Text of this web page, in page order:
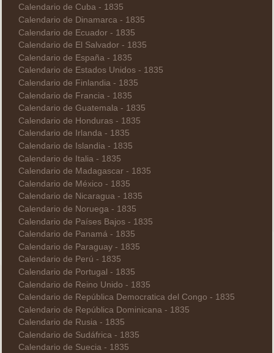
Calendario de Cuba - 1835
Calendario de Dinamarca - 1835
Calendario de Ecuador - 1835
Calendario de El Salvador - 1835
Calendario de España - 1835
Calendario de Estados Unidos - 1835
Calendario de Finlandia - 1835
Calendario de Francia - 1835
Calendario de Guatemala - 1835
Calendario de Honduras - 1835
Calendario de Irlanda - 1835
Calendario de Islandia - 1835
Calendario de Italia - 1835
Calendario de Madagascar - 1835
Calendario de México - 1835
Calendario de Nicaragua - 1835
Calendario de Noruega - 1835
Calendario de Países Bajos - 1835
Calendario de Panamá - 1835
Calendario de Paraguay - 1835
Calendario de Perú - 1835
Calendario de Portugal - 1835
Calendario de Reino Unido - 1835
Calendario de República Democratica del Congo - 1835
Calendario de República Dominicana - 1835
Calendario de Rusia - 1835
Calendario de Sudáfrica - 1835
Calendario de Suecia - 1835